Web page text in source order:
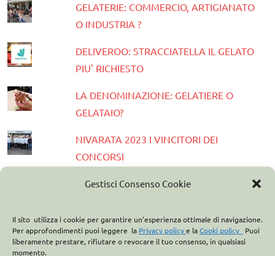
Gestisci Consenso Cookie
Il sito utilizza i cookie per garantire un'esperienza ottimale di navigazione.
Per approfondimenti puoi leggere la Privacy policye laCooki policy
Puoi
liberamente prestare, rifiutare o revocare il tuo consenso, in qualsiasi
momento.
GELATERIE: COMMERCIO, ARTIGIANATO
O INDUSTRIA ?
DELIVEROO: STRACCIATELLA IL GELATO
PIU' RICHIESTO
LA DENOMINAZIONE: GELATIERE O
GELATAIO?
NIVARATA 2023 I VINCITORI DEI
CONCORSI
PRESENTATA LA GUIDA GELATERIE
ASSOCIAZIONE ITALIANA GELATIERI:
CASA OPTIMA PARTNER